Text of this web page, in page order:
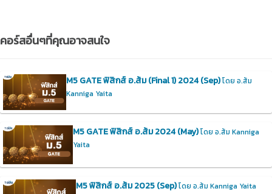
คอร์สอื่นๆที่คุณอาจสนใจ
M5 GATE ฟิสิกส์ อ.ส้ม (Final 1) 2024 (Sep)โดย อ.ส้ม
Kanniga Yaita
M5 GATE ฟิสิกส์ อ.ส้ม 2024 (May)โดย อ.ส้ม Kanniga
Yaita
M5 ฟิสิกส์ อ.ส้ม 2025 (Sep)โดย อ.ส้ม Kanniga Yaita